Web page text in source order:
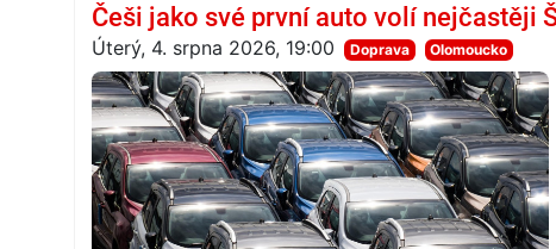
Češi jako své první auto volí nejčastěji
Úterý, 4. srpna 2026, 19:00 Doprava Olomoucko